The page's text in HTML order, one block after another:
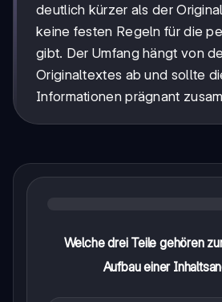
deutlich kürzer als der
keine festen Regeln für die
gibt. Der Umfang hängt von
Originaltextes ab und sollte
Informationen prägnant
Welche drei Teile gehören
Aufbau einer